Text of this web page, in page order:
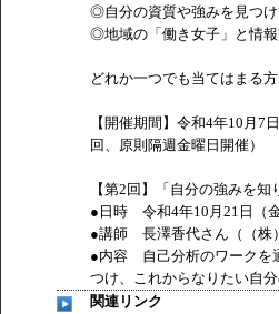
◎自分の資質や強みを見つ
◎地域の「働き女子」と情
どれか一つでも当てはまる
【開催期間】令和4年10月7
回、原則隔週金曜日開催）
【第2回】「自分の強みを知
●日時 令和4年10月21日（
●講師 長澤香代さん（（株
●内容 自己分析のワークを
つけ、これからなりたい自
関連リンク